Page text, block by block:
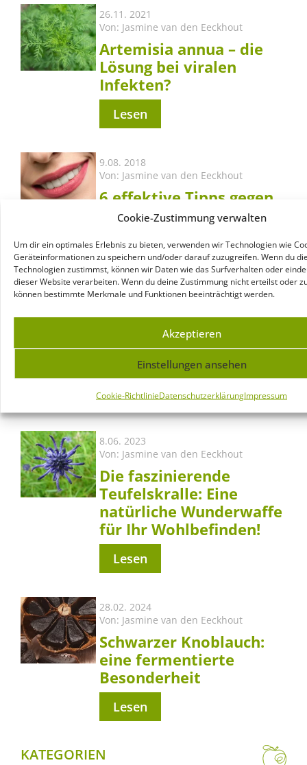
Cookie-Zustimmung verwalten
Um dir ein optimales Erlebnis zu bieten, verwenden wir Technologien wie
Geräteinformationen zu speichern und/oder darauf zuzugreifen. Wenn du
Technologien zustimmst, können wir Daten wie das Surfverhalten oder
dieser Website verarbeiten. Wenn du deine Zustimmung nicht erteilst oder
können bestimmte Merkmale und Funktionen beeinträchtigt werden.
Akzeptieren
Einstellungen ansehen
Cookie-RichtlinieDatenschutzerklärungImpressum
26.11. 2021
Von: Jasmine van den Eeckhout
Artemisia annua – die
Lösung bei viralen
Infekten?
Lesen
9.08. 2018
Von: Jasmine van den Eeckhout
6 effektive Tipps gegen
Fieberbläschen!
Lesen
10.02. 2025
Ist Abnehmen mit
OMNi-BiOTiC Metabolic
wirklich möglich?
Lesen
8.06. 2023
Von: Jasmine van den Eeckhout
Die faszinierende
Teufelskralle: Eine
natürliche Wunderwaffe
für Ihr Wohlbefinden!
Lesen
28.02. 2024
Von: Jasmine van den Eeckhout
Schwarzer Knoblauch:
eine fermentierte
Besonderheit
Lesen
KATEGORIEN